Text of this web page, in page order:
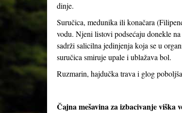
dinje.
Suručica, medunika ili konačara
vodu. Njeni listovi podsećaju donekle
sadrži salicilna jedinjenja koja se u
suručica smiruje upale i ublažava bol.
Ruzmarin, hajdučka trava i glog
Čajna mešavina za izbacivanje viška